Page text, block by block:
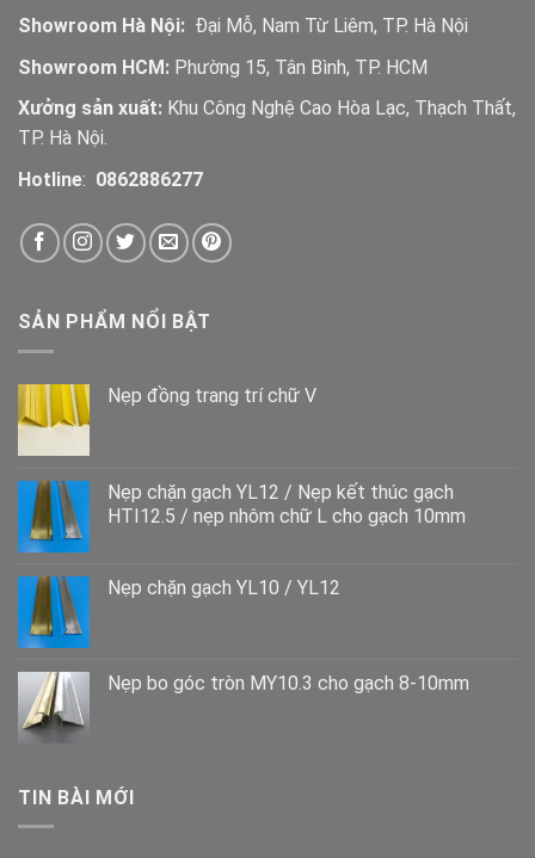
Showroom Hà Nội: Đại Mỗ, Nam Từ Liêm, TP. Hà Nội
Showroom HCM: Phường 15, Tân Bình, TP. HCM
Xưởng sản xuất: Khu Công Nghệ Cao Hòa Lạc, Thạch Thất,
TP. Hà Nội.
Hotline: 0862886277
SẢN PHẨM NỔI BẬT
Nẹp đồng trang trí chữ V
Nẹp chặn gạch YL12 / Nẹp kết thúc gạch
HTI12.5 / nẹp nhôm chữ L cho gạch 10mm
Nẹp chặn gạch YL10 / YL12
Nẹp bo góc tròn MY10.3 cho gạch 8-10mm
TIN BÀI MỚI